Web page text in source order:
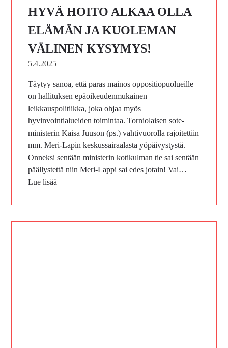
HYVÄ HOITO ALKAA OLLA
ELÄMÄN JA KUOLEMAN
VÄLINEN KYSYMYS!
5.4.2025
Täytyy sanoa, että paras mainos oppositiopuolueille
on hallituksen epäoikeudenmukainen
leikkauspolitiikka, joka ohjaa myös
hyvinvointialueiden toimintaa. Torniolaisen sote-
ministerin Kaisa Juuson (ps.) vahtivuorolla rajoitettiin
mm. Meri-Lapin keskussairaalasta yöpäivystystä.
Onneksi sentään ministerin kotikulman tie sai sentään
päällystettä niin Meri-Lappi sai edes jotain! Vai…
Lue lisää